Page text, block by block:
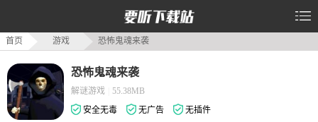
首页 游戏 恐怖鬼魂来袭
恐怖鬼魂来袭
解谜游戏
55.38MB
安全无毒
无广告 无插件